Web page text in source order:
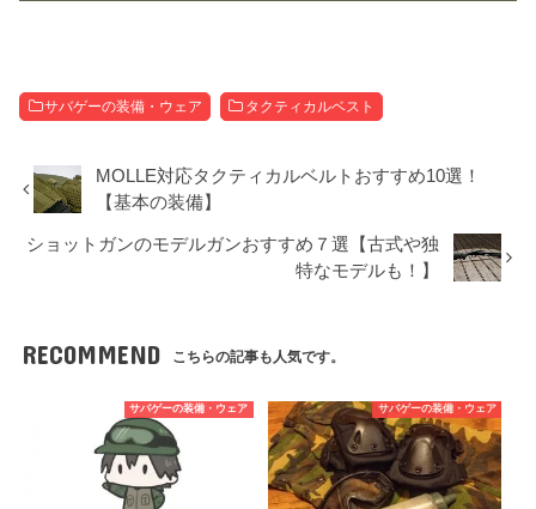
サバゲーの装備・ウェア タクティカルベスト
MOLLE対応タクティカルベルトおすすめ10選！
【基本の装備】
ショットガンのモデルガンおすすめ７選【古式や独
特なモデルも！】
RECOMMEND こちらの記事も人気です。
サバゲーの装備・ウェア サバゲーの装備・ウェア